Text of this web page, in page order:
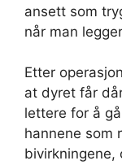
ansett som
når man
Etter
at dyret får
lettere for å
hannene som
bivirkningene,